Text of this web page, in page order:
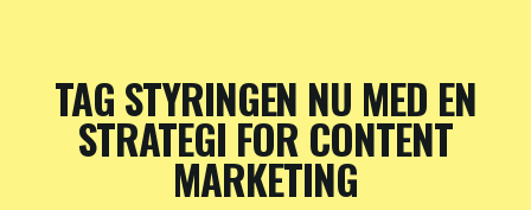
TAG STYRINGEN NU MED EN
STRATEGI FOR CONTENT
MARKETING